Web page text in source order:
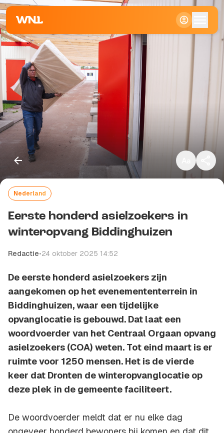
Nederland
Eerste honderd asielzoekers in
winteropvang Biddinghuizen
Redactie•24 oktober 2025 14:52
De eerste honderd asielzoekers zijn
aangekomen op het evenemententerrein in
Biddinghuizen, waar een tijdelijke
opvanglocatie is gebouwd. Dat laat een
woordvoerder van het Centraal Orgaan opvang
asielzoekers (COA) weten. Tot eind maart is er
ruimte voor 1250 mensen. Het is de vierde
keer dat Dronten de winteropvanglocatie op
deze plek in de gemeente faciliteert.
De woordvoerder meldt dat er nu elke dag